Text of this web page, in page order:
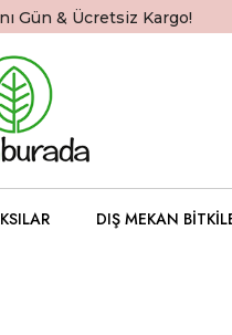
Gün & Ücretsiz Kargo!
DIŞ MEKAN